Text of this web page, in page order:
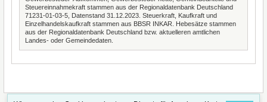
Steuereinnahmekraft stammen aus der Regionaldatenbank Deutschland
71231-01-03-5, Datenstand 31.12.2023. Steuerkraft, Kaufkraft und
Einzelhandelskaufkraft stammen aus BBSR INKAR. Hebesätze stammen
aus der Regionaldatenbank Deutschland bzw. aktuelleren amtlichen
Landes- oder Gemeindedaten.